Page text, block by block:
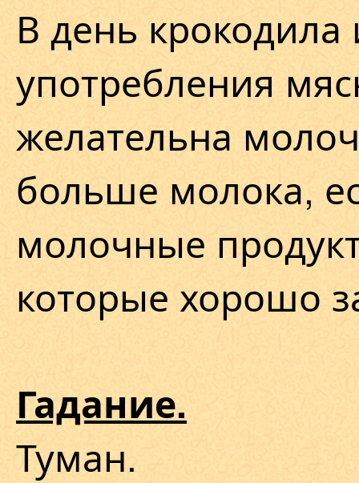
В день крокодила
употребления
желательна
больше молока,
молочные
которые хорошо
Гадание.
Туман.